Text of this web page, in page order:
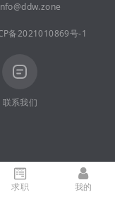
求职 我的
备2021010869号-1
联系我们